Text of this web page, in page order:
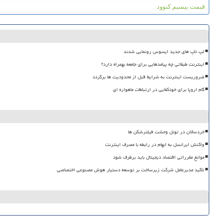
قیمت بیسیم کنوود
لپ تاپ های جدید ایسوس رونمایی شدند
اینترنت طبقاتی چه پیامدهایی برای جامعه بهمراه دارد؟
ضروریست اینترنت به شرایط قبل از محدودیت ها برگردد
گام اروپا برای خودکفایی در ارتباطات ماهواره ای
خردسالان در تونل وحشت فیلترشکن ها
واکنش ایرانسل به ابهام در رابطه با مصرف اینترنت
موانع مقرراتی اقتصاد دیجیتال باید برطرف شود
تاکید مدیرعامل شرکت زیرساخت بر توسعه دستیار هوش مصنوعی اختصاصی